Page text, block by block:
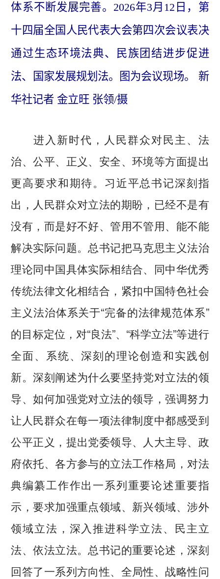
体系不断发展完善。2026年3月12日，第
十四届全国人民代表大会第四次会议表决
通过生态环境法典、民族团结进步促进
法、国家发展规划法。图为会议现场。 新
华社记者 金立旺 张领/摄
进入新时代，人民群众对民主、法
治、公平、正义、安全、环境等方面提出
更高要求和期待。习近平总书记深刻指
出，人民群众对立法的期盼，已经不是有
没有，而是好不好、管用不管用、能不能
解决实际问题。总书记把马克思主义法治
理论同中国具体实际相结合、同中华优秀
传统法律文化相结合‌，紧扣中国特色社会
主义法治体系关于“完备的法律规范体系”
的目标定位，对“良法”、“科学立法”等进行
全面、系统、深刻的理论创造和实践创
新。深刻阐述为什么要坚持党对立法的领
导、如何加强党对立法的领导，强调努力
让人民群众在每一项法律制度中都感受到
公平正义，提出党委领导、人大主导、政
府依托、各方参与的立法工作格局，对法
典编纂工作作出一系列重要论述重要指
示，要求加强重点领域、新兴领域、涉外
领域立法，深入推进科学立法、民主立
法、依法立法。总书记的重要论述，深刻
回答了一系列方向性、全局性、战略性问